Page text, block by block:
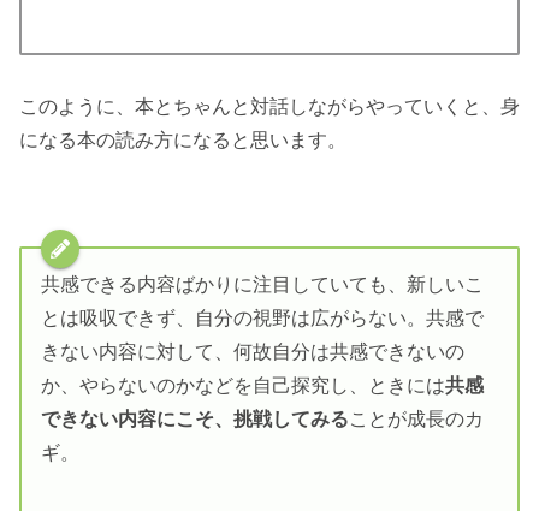
このように、本とちゃんと対話しながらやっていくと、身
になる本の読み方になると思います。
共感できる内容ばかりに注目していても、新しいこ
とは吸収できず、自分の視野は広がらない。共感で
きない内容に対して、何故自分は共感できないの
か、やらないのかなどを自己探究し、ときには共感
できない内容にこそ、挑戦してみることが成長のカ
ギ。